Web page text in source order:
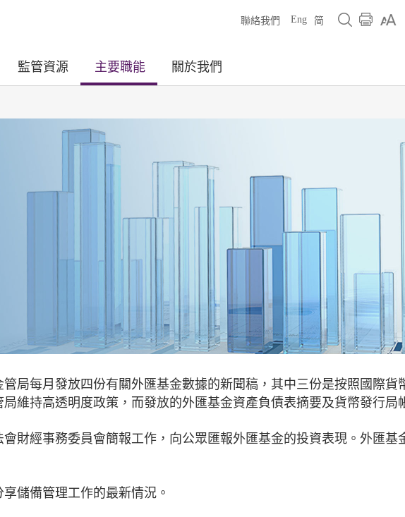
聯絡我們 Eng 简
監管資源 主要職能 關於我們
局每月發放四份有關外匯基金數據的新聞稿，其中三份是按照國際貨
維持高透明度政策，而發放的外匯基金資產負債表摘要及貨幣發行局
財經事務委員會簡報工作，向公眾匯報外匯基金的投資表現。外匯基
儲備管理工作的最新情況。